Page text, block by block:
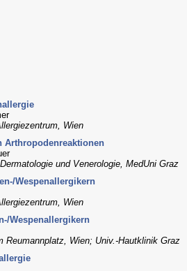
Wien
Arthropodenreaktionen
und Venerologie, MedUni Graz
Wespenallergikern
Wien
Wespenallergikern
Reumannplatz, Wien; Univ.-Hautklinik Graz